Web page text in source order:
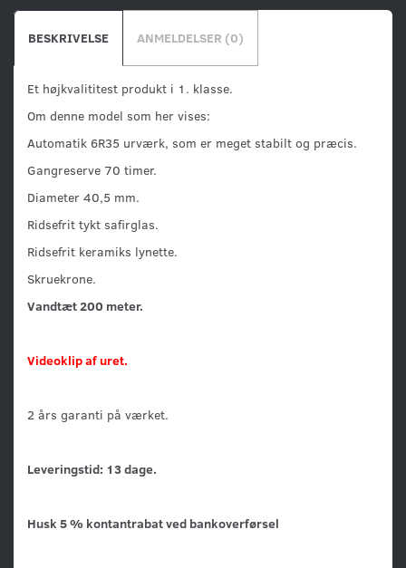
BESKRIVELSE ANMELDELSER (0)
Et højkvalititest produkt i 1. klasse.
Om denne model som her vises:
Automatik 6R35 urværk, som er meget stabilt og præcis.
Gangreserve 70 timer.
Diameter 40,5 mm.
Ridsefrit tykt safirglas.
Ridsefrit keramiks lynette.
Skruekrone.
Vandtæt 200 meter.
Videoklip af uret.
2 års garanti på værket.
Leveringstid: 13 dage.
Husk 5 % kontantrabat ved bankoverførsel